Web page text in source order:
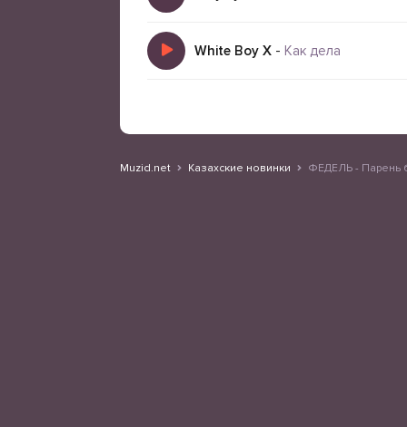
White Boy X - Как дела
Muzid.net Казахские новинки ФЕДЕЛЬ - Парень